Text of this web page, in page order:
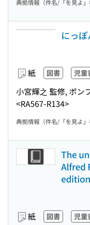
典拠情報（件名/「を見よ」
にっ
紙 図書 児童
小宮輝之 監修, ポン
<RA567-R134>
典拠情報（件名/「を見よ」
The
Alfred
紙 図書 児童